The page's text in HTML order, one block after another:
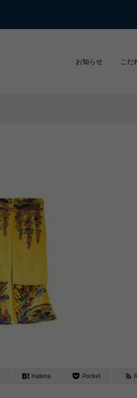
お知らせ こだ
Hatena Pocket